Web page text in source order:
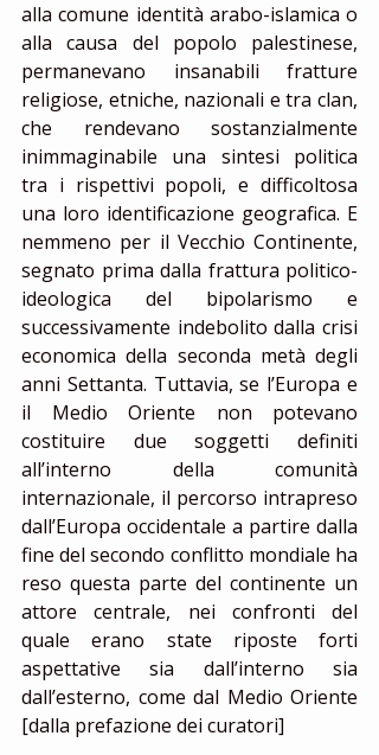
alla comune identità arabo-islamica o
alla causa del popolo palestinese,
permanevano insanabili fratture
religiose, etniche, nazionali e tra clan,
che rendevano sostanzialmente
inimmaginabile una sintesi politica
tra i rispettivi popoli, e difficoltosa
una loro identificazione geografica. E
nemmeno per il Vecchio Continente,
segnato prima dalla frattura politico-
ideologica del bipolarismo e
successivamente indebolito dalla crisi
economica della seconda metà degli
anni Settanta. Tuttavia, se l’Europa e
il Medio Oriente non potevano
costituire due soggetti definiti
all’interno della comunità
internazionale, il percorso intrapreso
dall’Europa occidentale a partire dalla
fine del secondo conflitto mondiale ha
reso questa parte del continente un
attore centrale, nei confronti del
quale erano state riposte forti
aspettative sia dall’interno sia
dall’esterno, come dal Medio Oriente
[dalla prefazione dei curatori]